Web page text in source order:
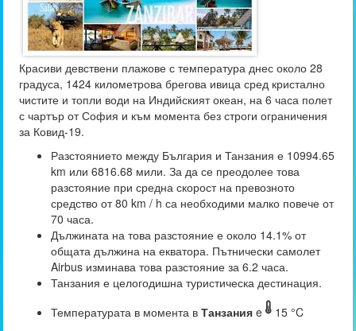
Красиви девствени плажове с температура днес около 28
градуса, 1424 километрова брегова ивица сред кристално
чистите и топли води на Индийският океан, на 6 часа полет
с чартър от София и към момента без строги ограничения
за Ковид-19.
Разстоянието между България и Танзания е 10994.65
km или 6816.68 мили. За да се преодолее това
разстояние при средна скорост на превозното
средство от 80 km / h са необходими малко повече от
70 часа.
Дължината на това разстояние е около 14.1% от
общата дължина на екватора. Пътнически самолет
Airbus изминава това разстояние за 6.2 часа.
Танзания е целогодишна туристическа дестинация.
Температурата в момента вТанзания e
15 °C